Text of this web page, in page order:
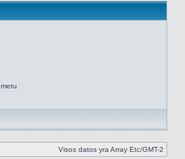
Visos datos yra Array Etc/GMT-2